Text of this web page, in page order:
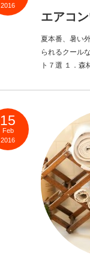
2016
エアコ
夏本番、暑い
られるクール
ト７選 １．
15
Feb
2016